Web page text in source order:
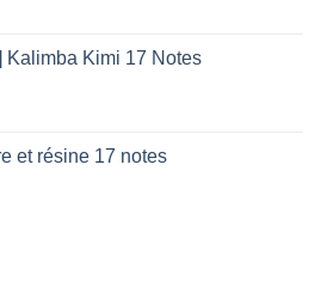
Kalimba Kimi 17 Notes
et résine 17 notes